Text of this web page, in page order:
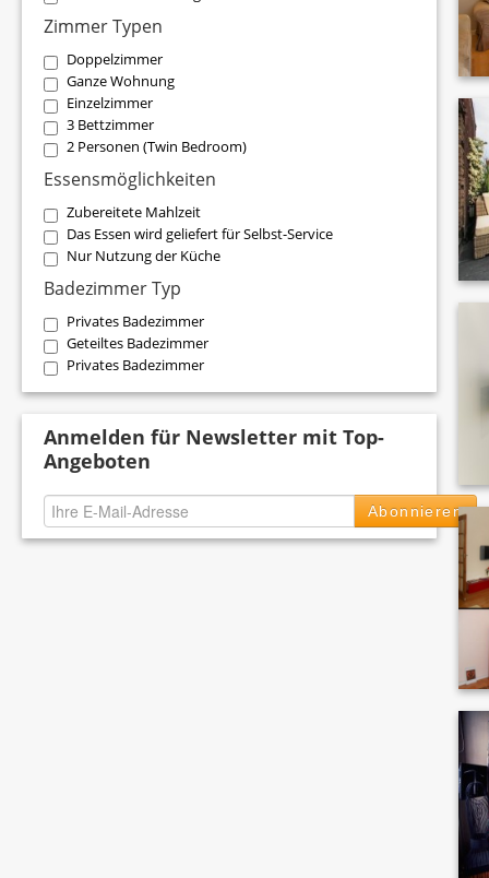
Zimmer Typen
Doppelzimmer
Ganze Wohnung
Einzelzimmer
3 Bettzimmer
2 Personen (Twin Bedroom)
Essensmöglichkeiten
Zubereitete Mahlzeit
Das Essen wird geliefert für Selbst-Service
Nur Nutzung der Küche
Badezimmer Typ
Privates Badezimmer
Geteiltes Badezimmer
Privates Badezimmer
Anmelden für Newsletter mit Top-
Angeboten
Abonnieren